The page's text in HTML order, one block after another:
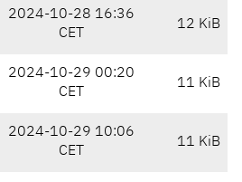
2024-10-28 16:36
CET
12 KiB
2024-10-29 00:20
CET
11 KiB
2024-10-29 10:06
CET
11 KiB